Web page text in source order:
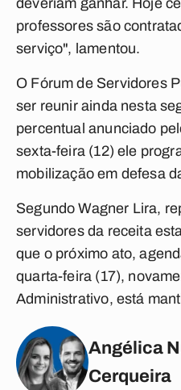
deveriam ganhar. Hoje
professores são
serviço", lamentou.
O Fórum de Servidores
ser reunir ainda nesta
percentual anunciado
sexta-feira (12) ele
mobilização em defesa
Segundo Wagner Lira,
servidores da receita
que o próximo ato,
quarta-feira (17),
Administrativo, está
Angélica
Cerqueira